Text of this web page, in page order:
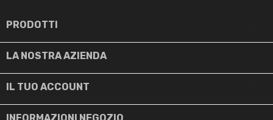
PRODOTTI
LA NOSTRA AZIENDA
IL TUO ACCOUNT